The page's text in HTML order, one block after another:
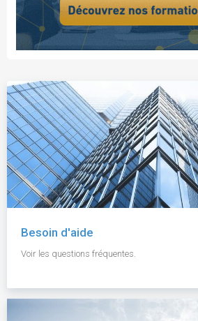
Besoin d'aide
Voir les questions fréquentes.